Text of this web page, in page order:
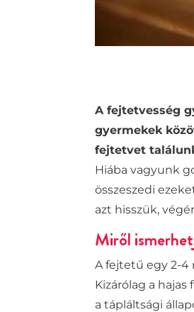
A fejtetvesség
gyermekek
fejtetvet
Hiába vagyunk
összeszedi
azt hisszük,
Miről
A fejtetű egy 2-4
Kizárólag a
a tápláltsági